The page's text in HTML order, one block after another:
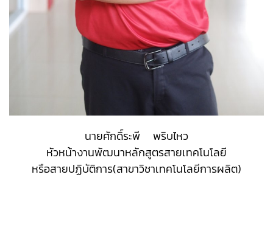
นายศักดิ์ระพี พริบไหว
หัวหน้างานพัฒนาหลักสูตรสายเทคโนโลยี
หรือสายปฏิบัติการ(สาขาวิชาเทคโนโลยีการผลิต)